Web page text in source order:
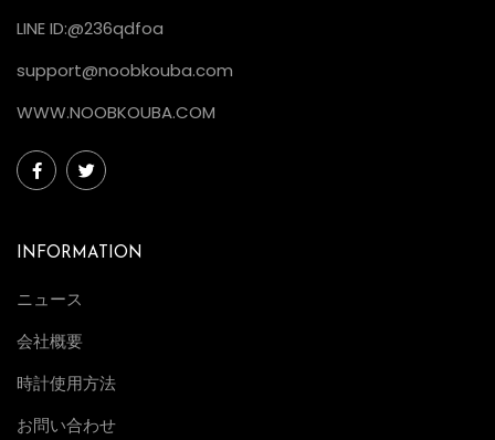
LINE ID:@236qdfoa
support@noobkouba.com
WWW.NOOBKOUBA.COM
INFORMATION
ニュース
会社概要
時計使用方法
お問い合わせ